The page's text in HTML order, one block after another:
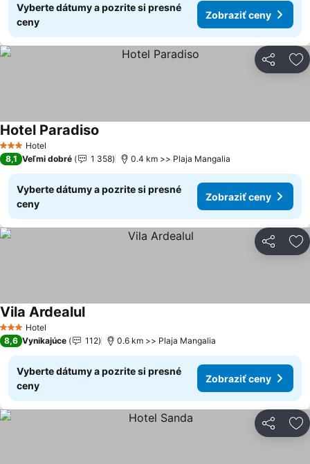
Vyberte dátumy a pozrite si presné
ceny
Zobraziť ceny
Zdieľať
3 Počet hviezdičiek
Hotel
Hotel Paradiso
8,1 Veľmi dobré 1 358 0.4 km >> Plaja Mangalia
Vyberte dátumy a pozrite si presné
ceny
Zobraziť ceny
Zdieľať
3 Počet hviezdičiek
Hotel
Vila ArdealulZobraziť ceny
8,6 Vynikajúce 112 0.6 km >> Plaja Mangalia
Vyberte dátumy a pozrite si presné
ceny
Zobraziť ceny
Zdieľať